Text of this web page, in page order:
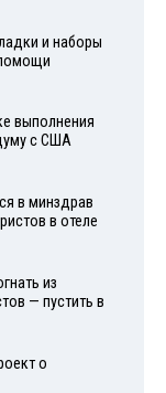
и наборы
выполнения
с США
в минздрав
в отеле
из
— пустить в
о